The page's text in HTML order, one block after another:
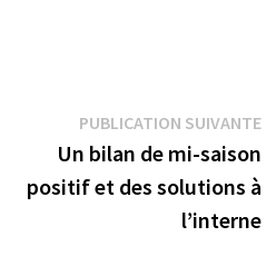
précédente :
PUBLICATION SUIVANTE
Un bilan de mi-saison
positif et des solutions à
l’interne